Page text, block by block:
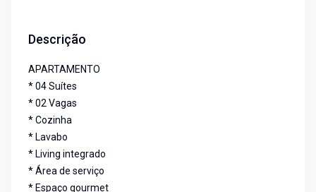
Descrição
APARTAMENTO
* 04 Suítes
* 02 Vagas
* Cozinha
* Lavabo
* Living integrado
* Área de serviço
* Espaço gourmet